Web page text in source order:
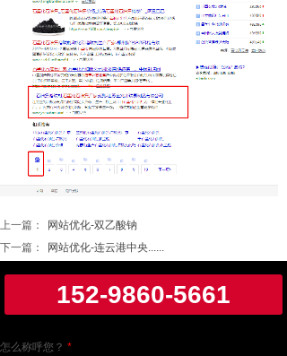
上一篇：
网站优化-双乙酸钠
下一篇：
网站优化-连云港中央......
152-9860-5661
怎么称呼您？ *